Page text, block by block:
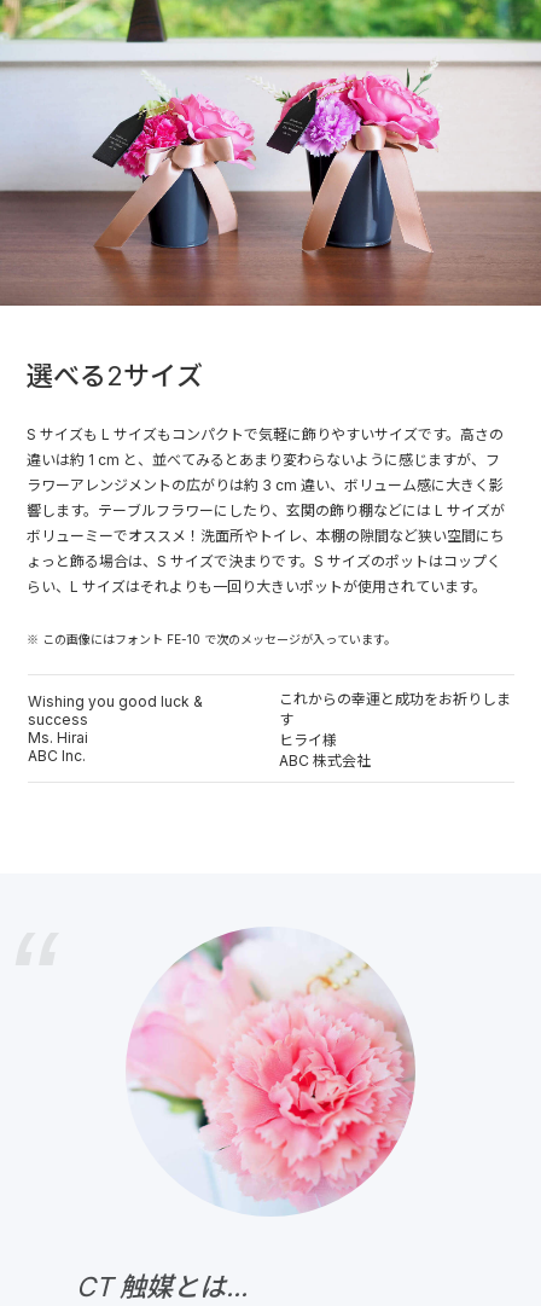
選べる2サイズ
S サイズも L サイズもコンパクトで気軽に飾りやすいサイズです。高さの
違いは約 1 cm と、並べてみるとあまり変わらないように感じますが、フ
ラワーアレンジメントの広がりは約 3 cm 違い、ボリューム感に大きく影
響します。テーブルフラワーにしたり、玄関の飾り棚などには L サイズが
ボリューミーでオススメ！洗面所やトイレ、本棚の隙間など狭い空間にち
ょっと飾る場合は、S サイズで決まりです。S サイズのポットはコップく
らい、L サイズはそれよりも一回り大きいポットが使用されています。
※ この画像にはフォント FE-10 で次のメッセージが入っています。
Wishing you good luck &
success
Ms. Hirai
ABC Inc.
これからの幸運と成功をお祈りしま
す
ヒライ様
ABC 株式会社
CT 触媒とは...